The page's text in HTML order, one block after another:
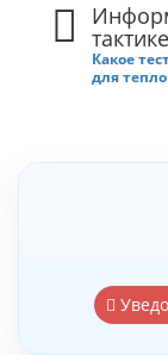
Какое
для